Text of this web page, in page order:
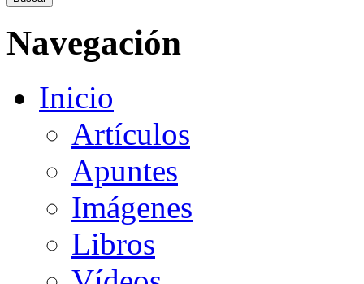
Navegación
Inicio
Artículos
Apuntes
Imágenes
Libros